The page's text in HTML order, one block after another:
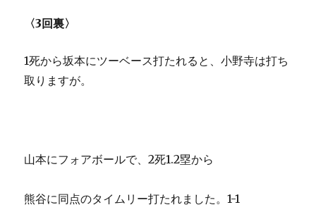
〈3回裏〉
1死から坂本にツーベース打たれると、小野寺は打ち
取りますが。
山本にフォアボールで、2死1.2塁から
熊谷に同点のタイムリー打たれました。1-1